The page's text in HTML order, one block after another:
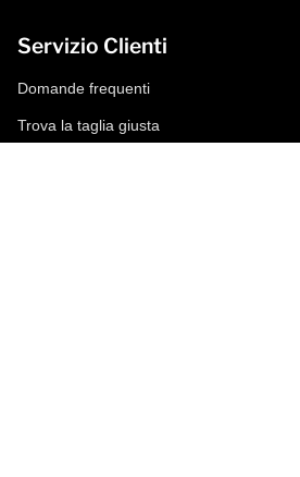
Servizio Clienti
Domande frequenti
Trova la taglia giusta